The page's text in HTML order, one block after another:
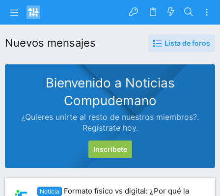
Nuevos mensajes Lista de foros
Bienvenido a Noticias
Compudemano
¿Quieres unirte al resto de nuestros miembros?.
Regístrate hoy.
Inscríbete
Noticia
Formato físico vs digital: ¿Por qué la